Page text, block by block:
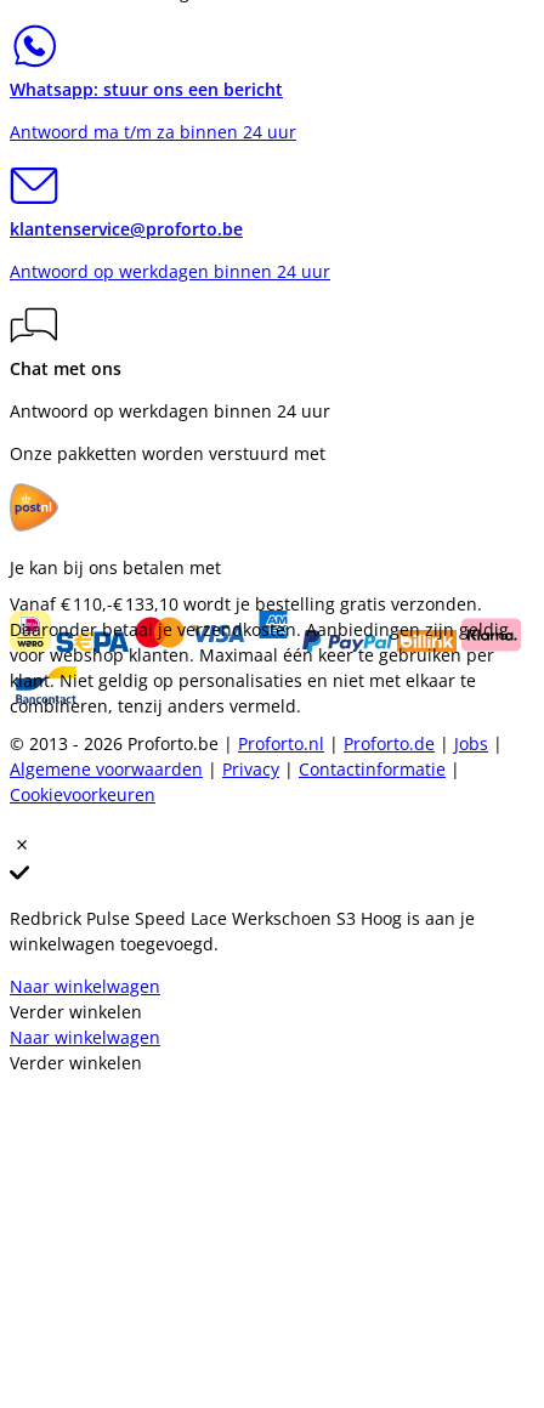
Whatsapp: stuur ons een bericht
Antwoord ma t/m za binnen 24 uur
klantenservice@proforto.be
Antwoord op werkdagen binnen 24 uur
Chat met ons
Antwoord op werkdagen binnen 24 uur
Onze pakketten worden verstuurd met
Je kan bij ons betalen met
Vanaf€ 110,-€ 133,10 wordt je bestelling gratis verzonden.
Daaronder betaal je verzendkosten. Aanbiedingen zijn geldig
voor webshop klanten. Maximaal één keer te gebruiken per
klant. Niet geldig op personalisaties en niet met elkaar te
combineren, tenzij anders vermeld.
© 2013 - 2026 Proforto.be | Proforto.nl | Proforto.de | Jobs |
Algemene voorwaarden | Privacy | Contactinformatie |
Cookievoorkeuren
Redbrick Pulse Speed Lace Werkschoen S3 Hoog is aan je
winkelwagen toegevoegd.
Naar winkelwagen
Verder winkelen
Naar winkelwagen
Verder winkelen